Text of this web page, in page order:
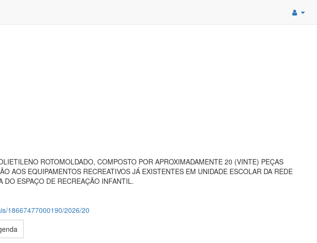
ROTOMOLDADO, COMPOSTO POR APROXIMADAMENTE 20 (VINTE) PEÇAS
AOS EQUIPAMENTOS RECREATIVOS JÁ EXISTENTES EM UNIDADE ESCOLAR DA REDE
ESPAÇO DE RECREAÇÃO INFANTIL.
18667477000190/2026/20